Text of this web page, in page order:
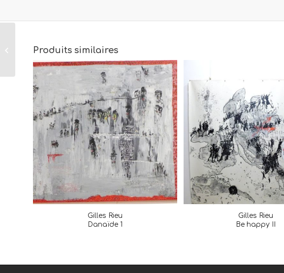
Produits similaires
Gilles Rieu
Danaïde 1
Gilles Rieu
Be happy II
Jean Couy
Crépuscule